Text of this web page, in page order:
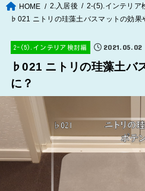
HOME 2.入居後
2-(5).インテリア
♭021 ニトリの珪藻土バスマットの効果
2-(5).インテリア検討編 2021.05.02
♭021 ニトリの珪藻土バ
に？